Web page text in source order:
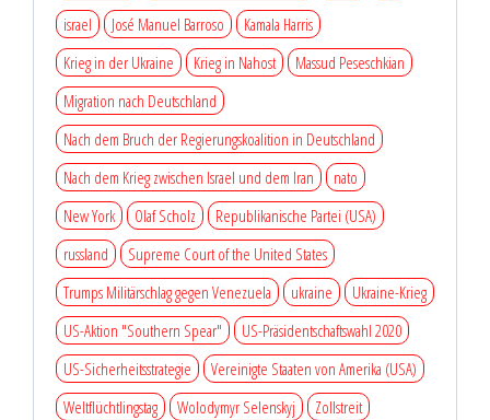
israel
José Manuel Barroso
Kamala Harris
Krieg in der Ukraine
Krieg in Nahost
Massud Peseschkian
Migration nach Deutschland
Nach dem Bruch der Regierungskoalition in Deutschland
Nach dem Krieg zwischen Israel und dem Iran
nato
New York
Olaf Scholz
Republikanische Partei (USA)
russland
Supreme Court of the United States
Trumps Militärschlag gegen Venezuela
ukraine
Ukraine-Krieg
US-Aktion "Southern Spear"
US-Präsidentschaftswahl 2020
US-Sicherheitsstrategie
Vereinigte Staaten von Amerika (USA)
Weltflüchtlingstag
Wolodymyr Selenskyj Zollstreit